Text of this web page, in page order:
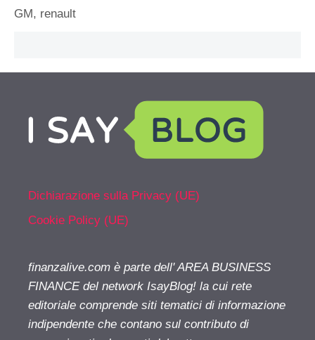
GM, renault
Dichiarazione sulla Privacy (UE)
Cookie Policy (UE)
finanzalive.com è parte dell' AREA BUSINESS
FINANCE del network IsayBlog! la cui rete
editoriale comprende siti tematici di informazione
indipendente che contano sul contributo di